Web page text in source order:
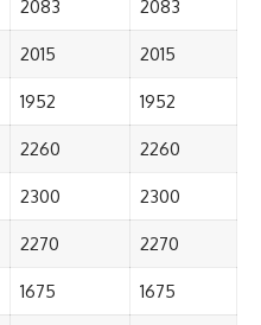
2083 2083
2015 2015
1952 1952
2260 2260
2300 2300
2270 2270
1675 1675